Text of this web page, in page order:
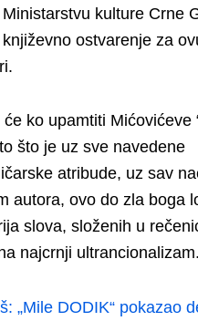
kulture Crne
ostvarenje za
ko upamtiti Mićovićeve
što je uz sve navedene
atribude, uz sav
autora, ovo do zla boga
slova, složenih u
najcrnji ultrancionalizam.
„Mile DODIK“ pokazao